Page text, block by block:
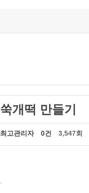
쑥개떡 만들기
최고관리자 0건 3,547회